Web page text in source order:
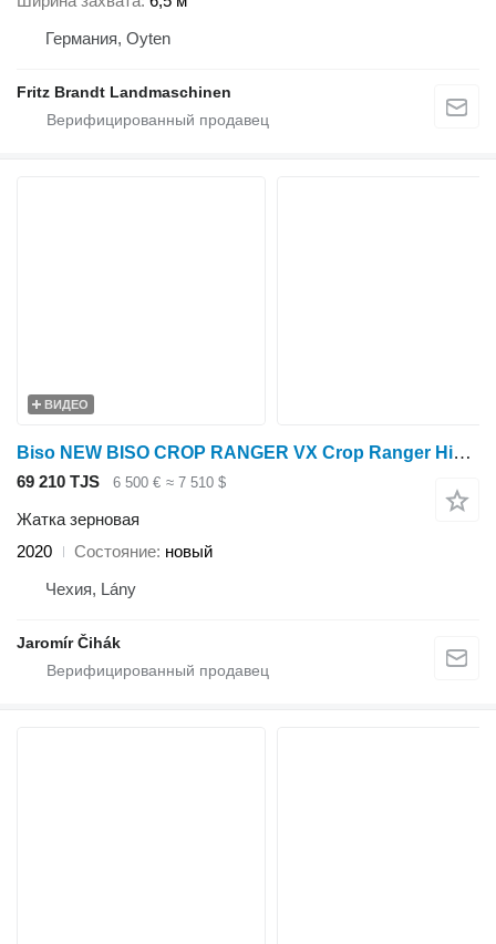
Германия, Oyten
Fritz Brandt Landmaschinen
ВИДЕО
Biso NEW BISO CROP RANGER VX Crop Ranger Highline / Trendline L
69 210 TJS 6 500 € ≈ 7 510 $
Жатка зерновая
2020
Состояние новый
Чехия, Lány
Jaromír Čihák